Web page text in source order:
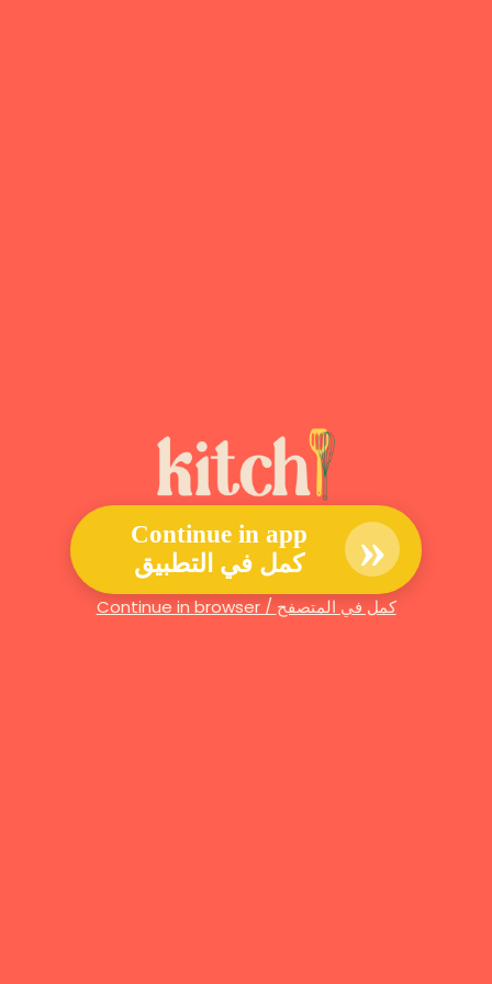
Continue in app
كمل في التطبيق
»
Continue in browser / كمل في المتصفح